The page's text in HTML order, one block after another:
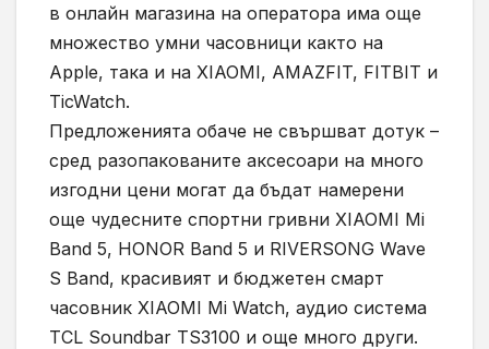
в онлайн магазина на оператора има още
множество умни часовници както на
Apple, така и на XIAOMI, AMAZFIT, FITBIT и
TicWatch.
Предложенията обаче не свършват дотук –
сред разопакованите аксесоари на много
изгодни цени могат да бъдат намерени
още чудесните спортни гривни XIAOMI Mi
Band 5, HONOR Band 5 и RIVERSONG Wave
S Band, красивият и бюджетен смарт
часовник XIAOMI Mi Watch, аудио система
TCL Soundbar TS3100 и още много други.